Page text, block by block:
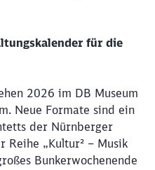
für die
2026 im DB Museum
Neue Formate sind ein
der Nürnberger
Reihe „Kultur² – Musik
Bunkerwochenende